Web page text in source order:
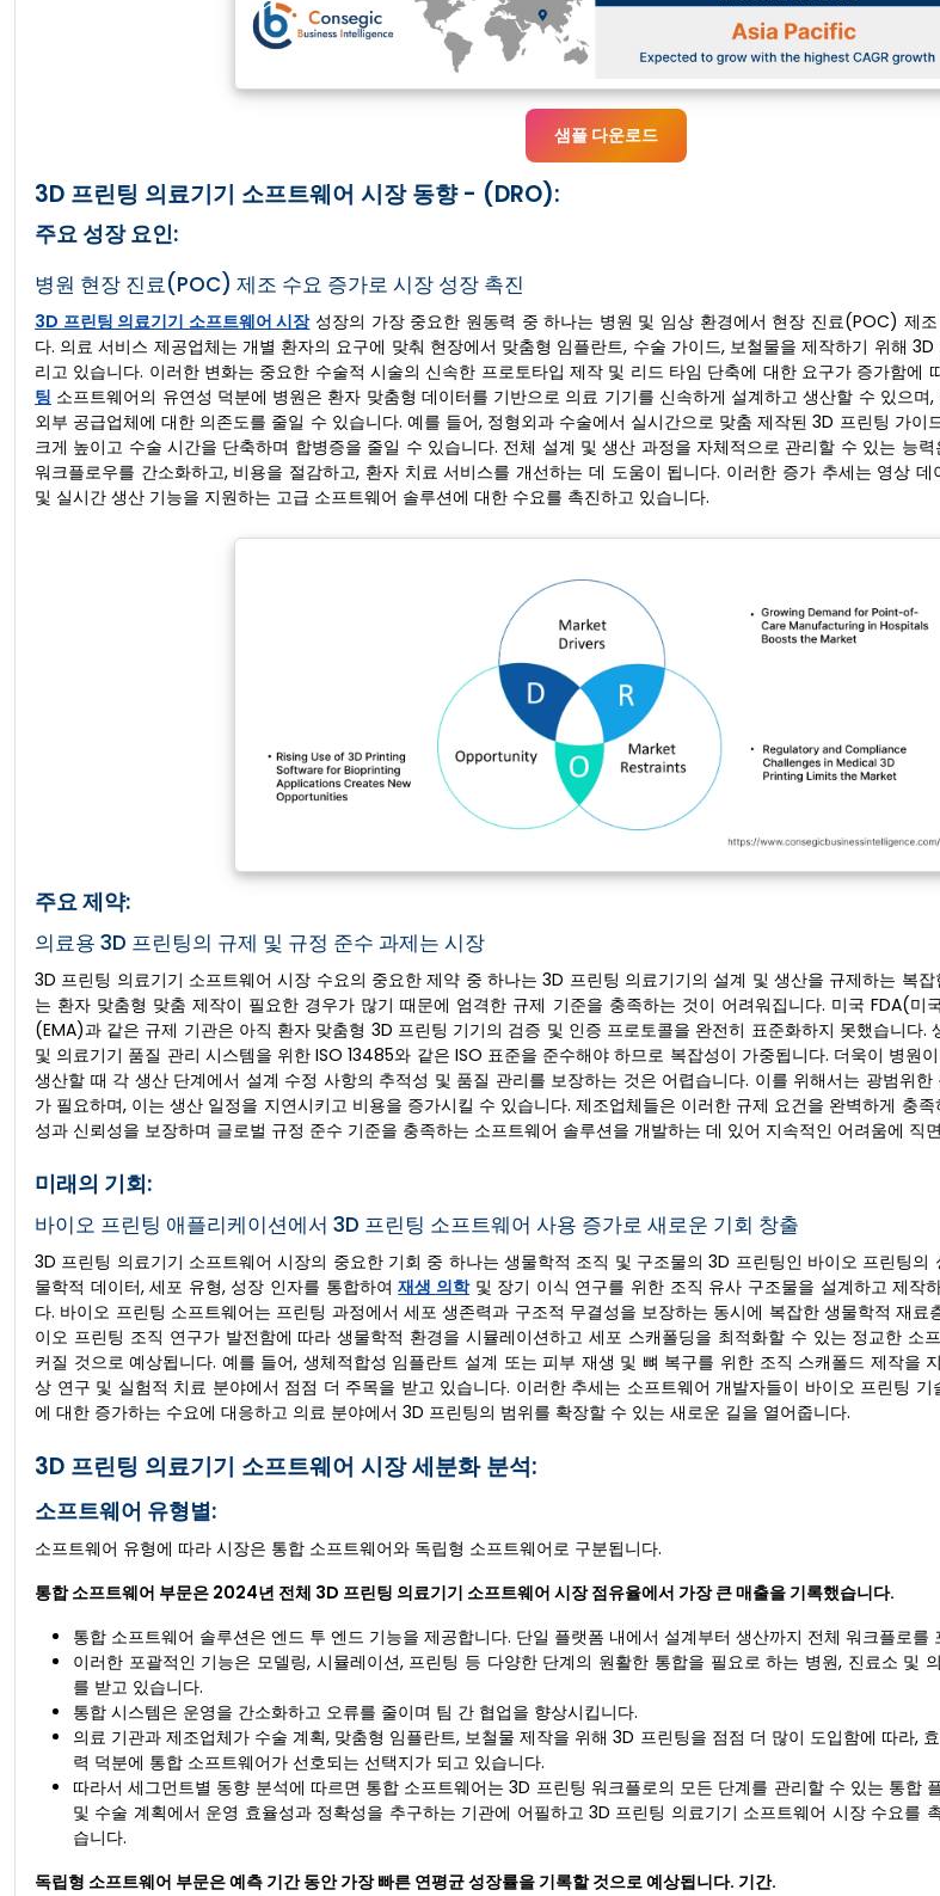
샘플 다운로드
3D 프린팅 의료기기 소프트웨어 시장 동향 - (DRO):
주요 성장 요인:
병원 현장 진료(POC) 제조 수요 증가로 시장 성장 촉진
3D 프린팅 의료기기 소프트웨어 시장성장의 가장 중요한 원동력 중 하나는 병원 및 임상 환경에서 현장 진료(POC) 제
다. 의료 서비스 제공업체는 개별 환자의 요구에 맞춰 현장에서 맞춤형 임플란트, 수술 가이드, 보철물을 제작하기 위해
리고 있습니다. 이러한 변화는 중요한 수술적 시술의 신속한 프로토타입 제작 및 리드 타임 단축에 대한 요구가 증가함에
팅 소프트웨어의 유연성 덕분에 병원은 환자 맞춤형 데이터를 기반으로 의료 기기를 신속하게 설계하고 생산할 수 있으며
외부 공급업체에 대한 의존도를 줄일 수 있습니다. 예를 들어, 정형외과 수술에서 실시간으로 맞춤 제작된 3D 프린팅 가이
크게 높이고 수술 시간을 단축하며 합병증을 줄일 수 있습니다. 전체 설계 및 생산 과정을 자체적으로 관리할 수 있는 능
워크플로우를 간소화하고, 비용을 절감하고, 환자 치료 서비스를 개선하는 데 도움이 됩니다. 이러한 증가 추세는 영상
및 실시간 생산 기능을 지원하는 고급 소프트웨어 솔루션에 대한 수요를 촉진하고 있습니다.
주요 제약:
의료용 3D 프린팅의 규제 및 규정 준수 과제는 시장
3D 프린팅 의료기기 소프트웨어 시장 수요의 중요한 제약 중 하나는 3D 프린팅 의료기기의 설계 및 생산을 규제하는 복
는 환자 맞춤형 맞춤 제작이 필요한 경우가 많기 때문에 엄격한 규제 기준을 충족하는 것이 어려워집니다. 미국 FDA(미
(EMA)과 같은 규제 기관은 아직 환자 맞춤형 3D 프린팅 기기의 검증 및 인증 프로토콜을 완전히 표준화하지 못했습니다.
및 의료기기 품질 관리 시스템을 위한 ISO 13485와 같은 ISO 표준을 준수해야 하므로 복잡성이 가중됩니다. 더욱이 병원
생산할 때 각 생산 단계에서 설계 수정 사항의 추적성 및 품질 관리를 보장하는 것은 어렵습니다. 이를 위해서는 광범위
가 필요하며, 이는 생산 일정을 지연시키고 비용을 증가시킬 수 있습니다. 제조업체들은 이러한 규제 요건을 완벽하게 충
성과 신뢰성을 보장하며 글로벌 규정 준수 기준을 충족하는 소프트웨어 솔루션을 개발하는 데 있어 지속적인 어려움에 직
미래의 기회:
바이오 프린팅 애플리케이션에서 3D 프린팅 소프트웨어 사용 증가로 새로운 기회 창출
3D 프린팅 의료기기 소프트웨어 시장의 중요한 기회 중 하나는 생물학적 조직 및 구조물의 3D 프린팅인 바이오 프린팅의
물학적 데이터, 세포 유형, 성장 인자를 통합하여재생 의학및 장기 이식 연구를 위한 조직 유사 구조물을 설계하고 제작
다. 바이오 프린팅 소프트웨어는 프린팅 과정에서 세포 생존력과 구조적 무결성을 보장하는 동시에 복잡한 생물학적 재료
이오 프린팅 조직 연구가 발전함에 따라 생물학적 환경을 시뮬레이션하고 세포 스캐폴딩을 최적화할 수 있는 정교한 소
커질 것으로 예상됩니다. 예를 들어, 생체적합성 임플란트 설계 또는 피부 재생 및 뼈 복구를 위한 조직 스캐폴드 제작을
상 연구 및 실험적 치료 분야에서 점점 더 주목을 받고 있습니다. 이러한 추세는 소프트웨어 개발자들이 바이오 프린팅
에 대한 증가하는 수요에 대응하고 의료 분야에서 3D 프린팅의 범위를 확장할 수 있는 새로운 길을 열어줍니다.
3D 프린팅 의료기기 소프트웨어 시장 세분화 분석:
소프트웨어 유형별:
소프트웨어 유형에 따라 시장은 통합 소프트웨어와 독립형 소프트웨어로 구분됩니다.
통합 소프트웨어 부문은 2024년 전체 3D 프린팅 의료기기 소프트웨어 시장 점유율에서 가장 큰 매출을 기록했습니다.
통합 소프트웨어 솔루션은 엔드 투 엔드 기능을 제공합니다. 단일 플랫폼 내에서 설계부터 생산까지 전체 워크플로를
이러한 포괄적인 기능은 모델링, 시뮬레이션, 프린팅 등 다양한 단계의 원활한 통합을 필요로 하는 병원, 진료소 및
를 받고 있습니다.
통합 시스템은 운영을 간소화하고 오류를 줄이며 팀 간 협업을 향상시킵니다.
의료 기관과 제조업체가 수술 계획, 맞춤형 임플란트, 보철물 제작을 위해 3D 프린팅을 점점 더 많이 도입함에 따라,
력 덕분에 통합 소프트웨어가 선호되는 선택지가 되고 있습니다.
따라서 세그먼트별 동향 분석에 따르면 통합 소프트웨어는 3D 프린팅 워크플로의 모든 단계를 관리할 수 있는 통합
및 수술 계획에서 운영 효율성과 정확성을 추구하는 기관에 어필하고 3D 프린팅 의료기기 소프트웨어 시장 수요를
습니다.
독립형 소프트웨어 부문은 예측 기간 동안 가장 빠른 연평균 성장률을 기록할 것으로 예상됩니다. 기간.